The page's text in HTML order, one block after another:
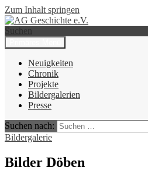
Zum Inhalt springen
AG Geschichte e.V.
Suchen
Neuigkeiten
Chronik
Projekte
Bildergalerien
Presse
Suchen nach:
Bildergalerie
Bilder Döben